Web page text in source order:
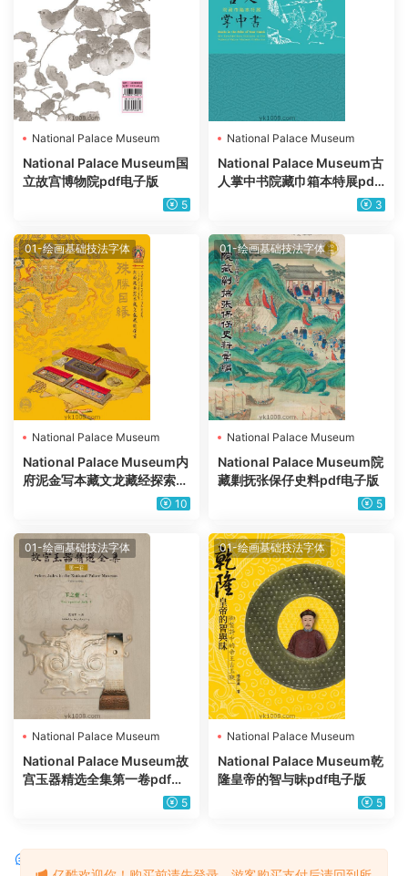
National Palace Museum
National Palace Museum国
立故宫博物院pdf电子版
5
National Palace Museum
National Palace Museum古
人掌中书院藏巾箱本特展pdf
3
01-绘画基础技法字体
National Palace Museum
National Palace Museum内
府泥金写本藏文龙藏经探索p
10
01-绘画基础技法字体
National Palace Museum
National Palace Museum院
藏剿抚张保仔史料pdf电子版
5
01-绘画基础技法字体
National Palace Museum
National Palace Museum故
宫玉器精选全集第一卷pdf电
5
01-绘画基础技法字体
National Palace Museum
National Palace Museum乾
隆皇帝的智与昧pdf电子版
5